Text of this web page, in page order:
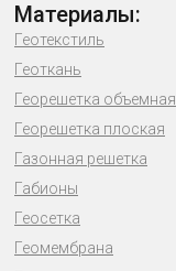
Материалы:
Геотекстиль
Геоткань
Георешетка объемная
Георешетка плоская
Газонная решетка
Габионы
Геосетка
Геомембрана